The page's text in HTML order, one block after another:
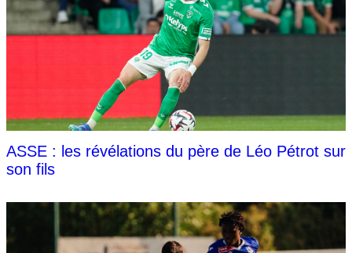
ASSE : les révélations du père de Léo Pétrot sur
son fils